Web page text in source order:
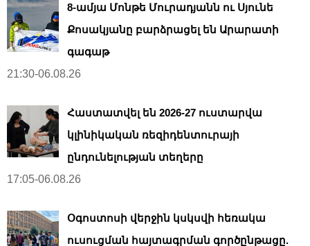
8-ամյա Մոնթե Մուրադյանն ու Սյունե
Քոսակյանը բարձրացել են Արարատի
գագաթ
21:30-06.08.26
Հաստատվել են 2026-27 ուստարվա
կլինիկական ռեզիդենտուրայի
ընդունելության տեղերը
17:05-06.08.26
Օգոստոսի վերջին կսկսվի հեռակա
ուսուցման հայտագրման գործընթացը.